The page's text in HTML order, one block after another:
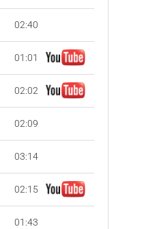
02:40
01:01
02:02
02:09
03:14
02:15
01:43